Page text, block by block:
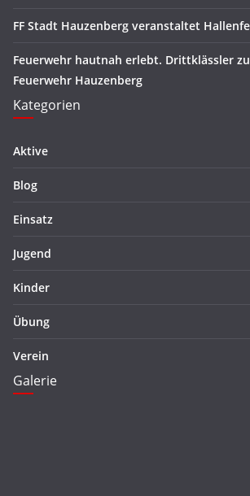
FF Stadt Hauzenberg veranstaltet
Feuerwehr hautnah erlebt. Drittklässler
Feuerwehr Hauzenberg
Kategorien
Aktive
Blog
Einsatz
Jugend
Kinder
Übung
Verein
Galerie